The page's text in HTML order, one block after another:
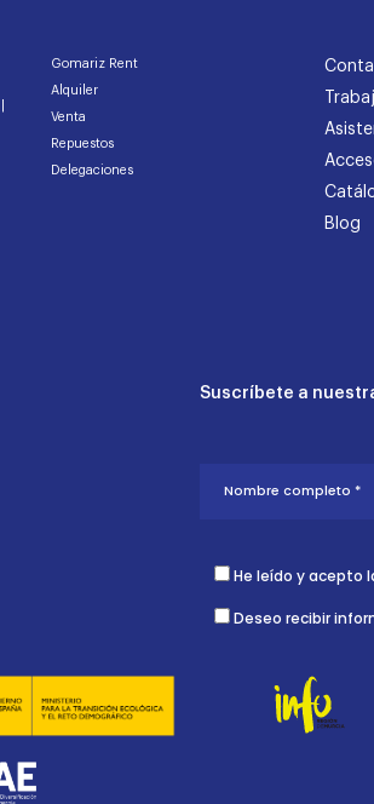
Gomariz Rent
Alquiler
Venta
Repuestos
Delegaciones
Blog
Suscríbete a
He leído y acepto
Deseo recibir